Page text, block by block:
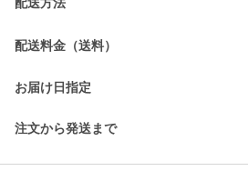
配送料金（送料）
お届け日指定
注文から発送まで